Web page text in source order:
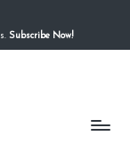
Subscribe Now!